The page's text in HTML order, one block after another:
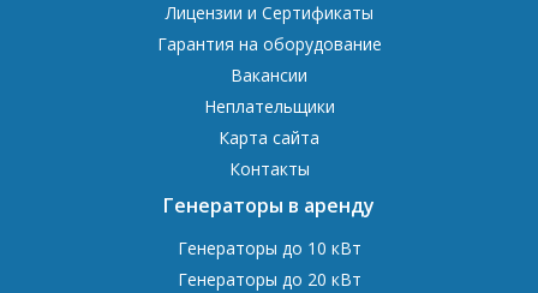
Лицензии и Сертификаты
Гарантия на оборудование
Вакансии
Неплательщики
Карта сайта
Контакты
Генераторы в аренду
Генераторы до 10 кВт
Генераторы до 20 кВт